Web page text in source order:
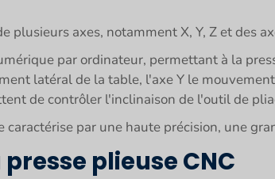
plusieurs axes, notamment X, Y, Z et des
par ordinateur, permettant à la
latéral de la table, l'axe Y le
de contrôler l'inclinaison de l'outil de
caractérise par une haute précision, une
plieuse CNC